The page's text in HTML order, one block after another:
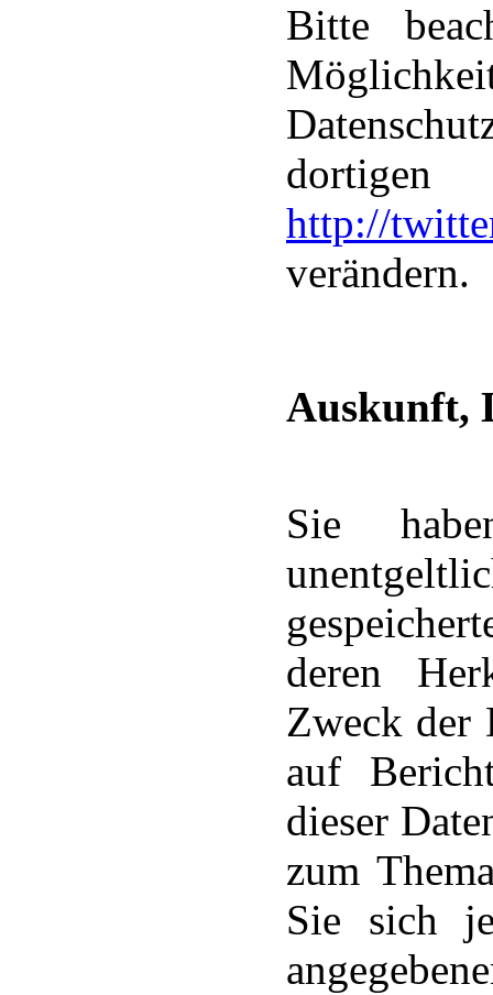
Bitte
dortigen
http://
verändern.
Auskunft,
Sie
deren
Zweck der
auf
dieser
zum
Sie sich